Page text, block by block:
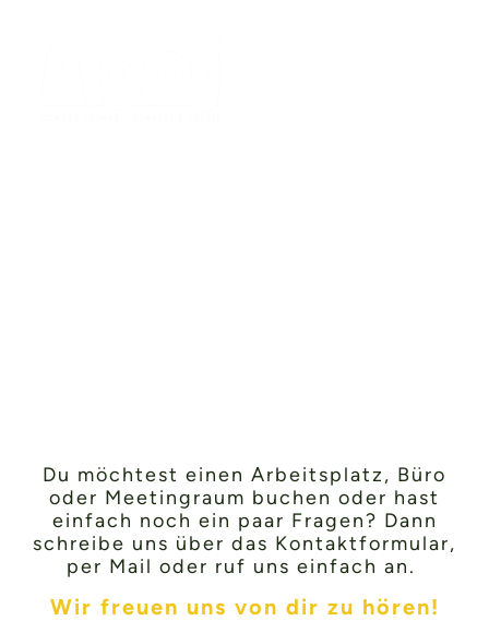
Du möchtest einen Arbeitsplatz, Büro
oder Meetingraum buchen oder hast
einfach noch ein paar Fragen? Dann
schreibe uns über das Kontaktformular,
per Mail oder ruf uns einfach an.
Wir freuen uns von dir zu hören!